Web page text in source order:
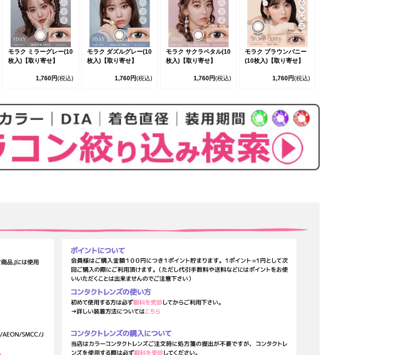
モラク ミラーグレー(10
枚入)【取り寄せ】
1,760円(税込)
モラク ダズルグレー(10
枚入)【取り寄せ】
1,760円(税込)
モラク サクラペタル(10
枚入)【取り寄せ】
1,760円(税込)
モラク ブラウンバニー
(10枚入)【取り寄せ】
1,760円(税込)